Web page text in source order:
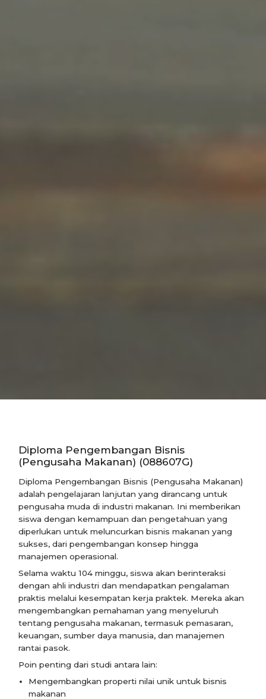
Diploma Pengembangan Bisnis
(Pengusaha Makanan) (088607G)
Diploma Pengembangan Bisnis (Pengusaha Makanan)
adalah pengelajaran lanjutan yang dirancang untuk
pengusaha muda di industri makanan. Ini memberikan
siswa dengan kemampuan dan pengetahuan yang
diperlukan untuk meluncurkan bisnis makanan yang
sukses, dari pengembangan konsep hingga
manajemen operasional.
Selama waktu 104 minggu, siswa akan berinteraksi
dengan ahli industri dan mendapatkan pengalaman
praktis melalui kesempatan kerja praktek. Mereka akan
mengembangkan pemahaman yang menyeluruh
tentang pengusaha makanan, termasuk pemasaran,
keuangan, sumber daya manusia, dan manajemen
rantai pasok.
Poin penting dari studi antara lain:
Mengembangkan properti nilai unik untuk bisnis
makanan